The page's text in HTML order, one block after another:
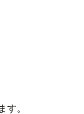
す。